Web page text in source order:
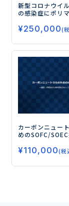
新型コロナウイ
の感染症にポリ
こと―スマホや病
あなたの材料・
に活かされるか
¥250,000(
カーボンニュー
めのSOFC/
むシステム応用
¥110,000(税